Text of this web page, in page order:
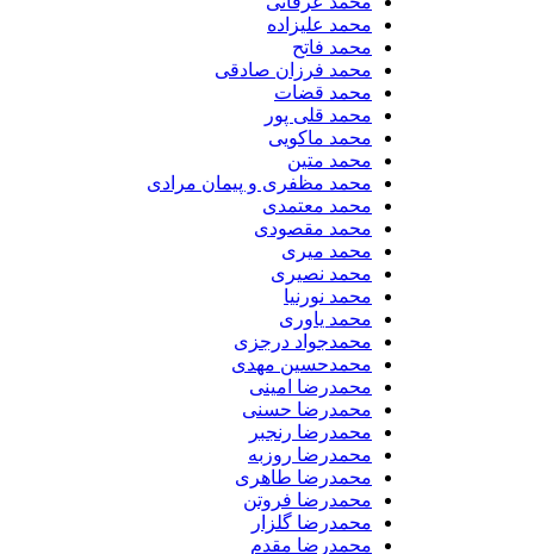
محمد علیزاده
محمد فاتح
محمد فرزان صادقی
محمد قضات
محمد قلی پور
محمد ماکویی
محمد متین
محمد مظفری و پیمان مرادی
محمد معتمدی
محمد مقصودی
محمد میری
محمد نصیری
محمد نورنیا
محمد یاوری
محمدجواد درجزی
محمدحسین مهدی
محمدرضا امینی
محمدرضا حسنی
محمدرضا رنجبر
محمدرضا روزبه
محمدرضا طاهری
محمدرضا فروتن
محمدرضا گلزار
محمدرضا مقدم